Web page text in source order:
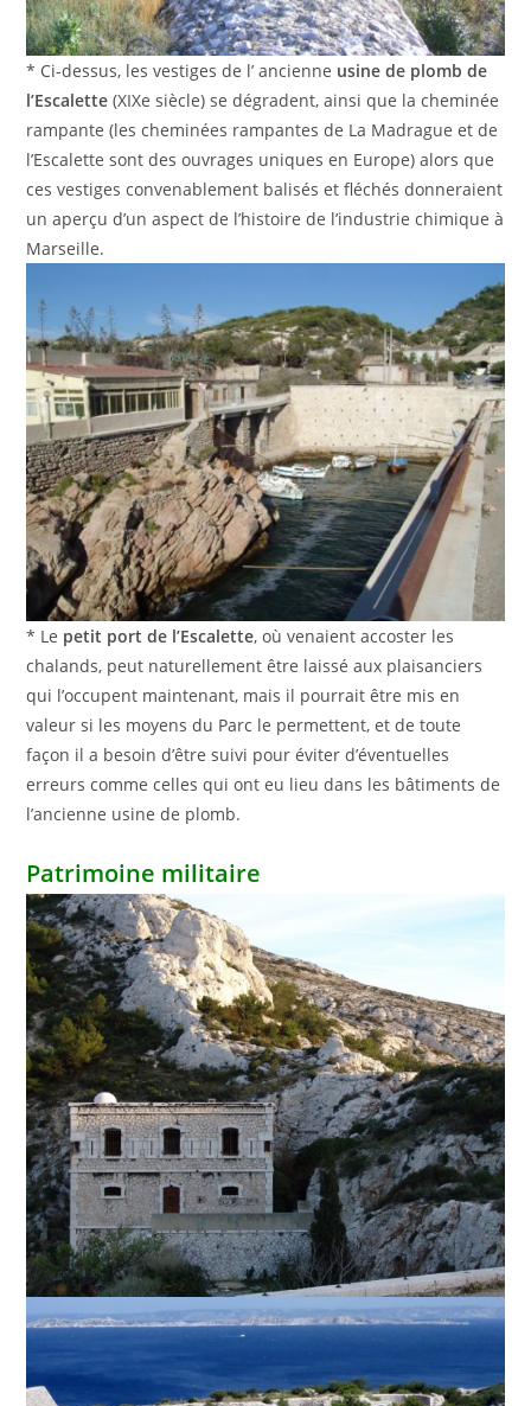
* Ci-dessus, les vestiges de l’ ancienne usine de plomb de
l’Escalette (XIXe siècle) se dégradent, ainsi que la cheminée
rampante (les cheminées rampantes de La Madrague et de
l’Escalette sont des ouvrages uniques en Europe) alors que
ces vestiges convenablement balisés et fléchés donneraient
un aperçu d’un aspect de l’histoire de l’industrie chimique à
Marseille.
* Le petit port de l’Escalette, où venaient accoster les
chalands, peut naturellement être laissé aux plaisanciers
qui l’occupent maintenant, mais il pourrait être mis en
valeur si les moyens du Parc le permettent, et de toute
façon il a besoin d’être suivi pour éviter d’éventuelles
erreurs comme celles qui ont eu lieu dans les bâtiments de
l’ancienne usine de plomb.
Patrimoine militaire